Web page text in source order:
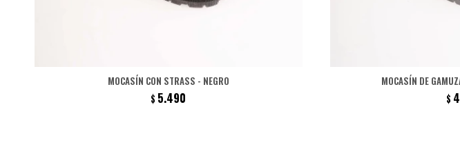
MOCASÍN CON STRASS - NEGRO
$ 5.490
MOCASÍN DE
$